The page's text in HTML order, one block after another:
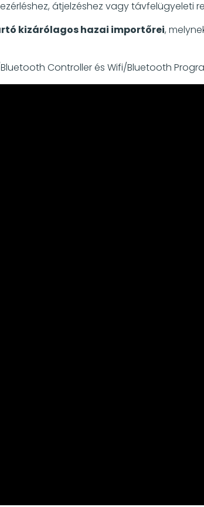
átjelzéshez vagy távfelügyeleti
kizárólagos hazai importőrei,
Controller és Wifi/Bluetooth